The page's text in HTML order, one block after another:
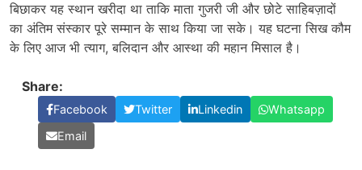
बिछाकर यह स्थान खरीदा था ताकि माता गुजरी जी और छोटे साहिबज़ादों
का अंतिम संस्कार पूरे सम्मान के साथ किया जा सके। यह घटना सिख कौम
के लिए आज भी त्याग, बलिदान और आस्था की महान मिसाल है।
Share:
Facebook Twitter Linkedin
Whatsapp
Email